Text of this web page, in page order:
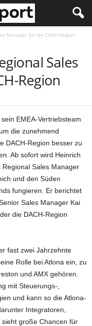
Manager für die DACH-Region
Sales
Region
EMEA-Vertriebsteam
die zunehmend
DACH-Region besser zu
Ab sofort wird Heinrich
Regional Sales Manager
und den Süden
fungieren. Er berichtet
Sales Manager Kai
die DACH-Region
fast zwei Jahrzehnte
Rolle bei Atlona ein, zu
und AMX gehören.
mit Steuerungs-,
und kann so die Atlona-
Integratoren,
große Chancen für